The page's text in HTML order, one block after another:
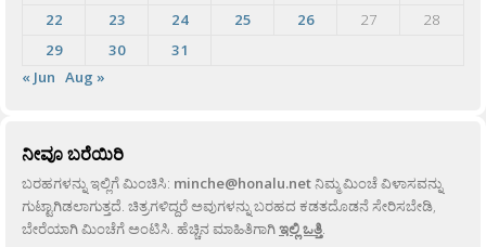
22
23 24 25 26 27
28
29
30
31
« Jun Aug »
ನೀವೂ ಬರೆಯಿರಿ
ಬರಹಗಳನ್ನು ಇಲ್ಲಿಗೆ ಮಿಂಚಿಸಿ: minche@honalu.netನಿಮ್ಮ ಮಿಂಚೆ ವಿಳಾಸವನ್ನು
ಗುಟ್ಟಾಗಿಡಲಾಗುತ್ತದೆ. ಚಿತ್ರಗಳಿದ್ದರೆ ಅವುಗಳನ್ನು ಬರಹದ ಕಡತದೊಡನೆ ಸೇರಿಸಬೇಡಿ,
ಬೇರೆಯಾಗಿ ಮಿಂಚೆಗೆ ಅಂಟಿಸಿ. ಹೆಚ್ಚಿನ ಮಾಹಿತಿಗಾಗಿಇಲ್ಲಿ ಒತ್ತಿ.